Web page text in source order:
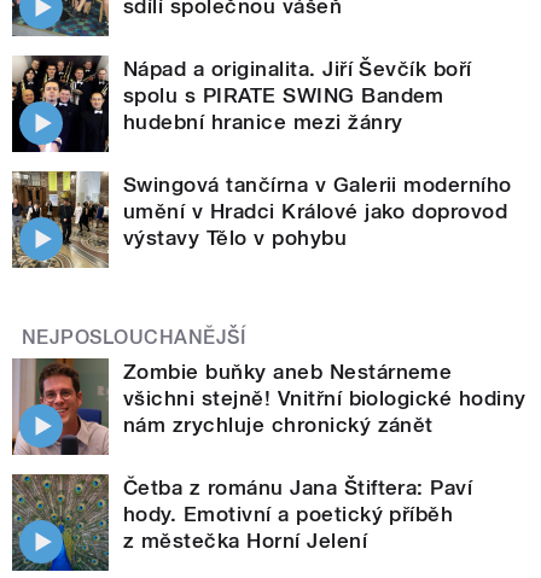
sdílí společnou vášeň
Nápad a originalita. Jiří Ševčík boří
spolu s PIRATE SWING Bandem
hudební hranice mezi žánry
Swingová tančírna v Galerii moderního
umění v Hradci Králové jako doprovod
výstavy Tělo v pohybu
NEJPOSLOUCHANĚJŠÍ
Zombie buňky aneb Nestárneme
všichni stejně! Vnitřní biologické hodiny
nám zrychluje chronický zánět
Četba z románu Jana Štiftera: Paví
hody. Emotivní a poetický příběh
z městečka Horní Jelení